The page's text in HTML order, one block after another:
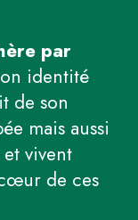
par
identité
de son
mais aussi
vivent
de ces